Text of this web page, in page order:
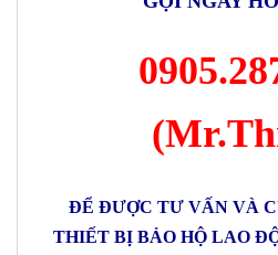
ĐỂ ĐƯỢC TƯ VẤN VÀ
THIẾT BỊ BẢO HỘ LAO